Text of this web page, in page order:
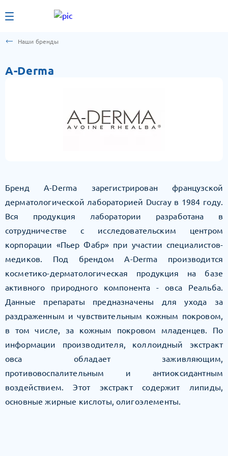
Наши бренды
A-Derma
Бренд A-Derma зарегистрирован французской
дерматологической лабораторией Ducray в 1984 году.
Вся продукция лаборатории разработана в
сотрудничестве с исследовательским центром
корпорации «Пьер Фабр» при участии специалистов-
медиков. Под брендом A-Derma производится
косметико-дерматологическая продукция на базе
активного природного компонента - овса Реальба.
Данные препараты предназначены для ухода за
раздраженным и чувствительным кожным покровом,
в том числе, за кожным покровом младенцев. По
информации производителя, коллоидный экстракт
овса обладает заживляющим,
противовоспалительным и антиоксидантным
воздействием. Этот экстракт содержит липиды,
основные жирные кислоты, олигоэлементы.